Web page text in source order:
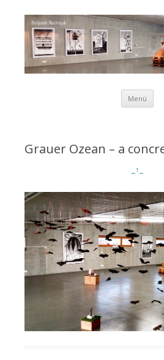
Menü
Grauer Ozean – a
_↑_